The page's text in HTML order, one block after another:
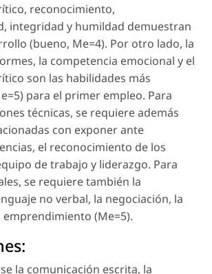
reconocimiento,
integridad y humildad demuestran
(bueno, Me=4). Por otro lado, la
la competencia emocional y el
son las habilidades más
para el primer empleo. Para
técnicas, se requiere además
con exponer ante
el reconocimiento de los
de trabajo y liderazgo. Para
se requiere también la
no verbal, la negociación, la
(Me=5).
la comunicación escrita, la